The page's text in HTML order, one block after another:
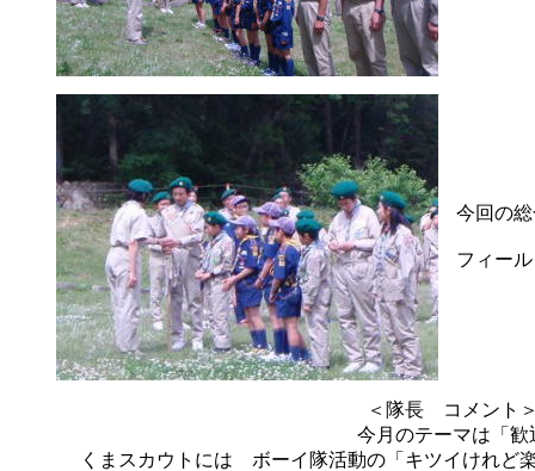
今回の
フィー
＜隊長 コメン
今月のテーマは「歓
くまスカウトには ボーイ隊活動の「キツイけれど